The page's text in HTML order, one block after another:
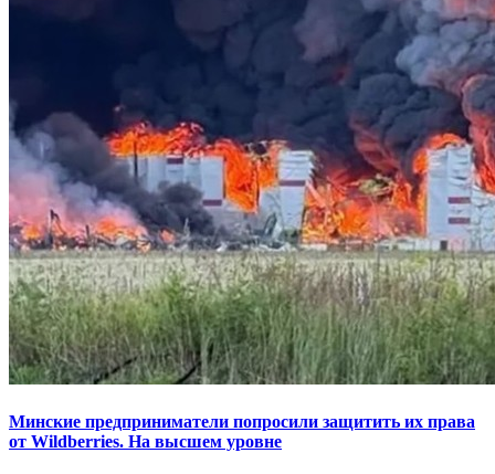
Минские предприниматели попросили защитить их права
от Wildberries. На высшем уровне